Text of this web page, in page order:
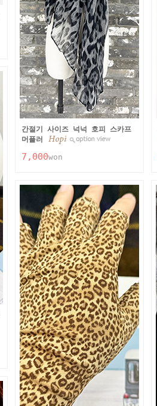
간절기 사이즈 넉넉 호피 스카프
머플러
7,000won